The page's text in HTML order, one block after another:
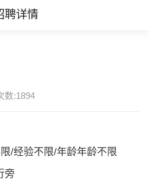
聘详情
数:1894
/经验不限/年龄年龄不限
旁